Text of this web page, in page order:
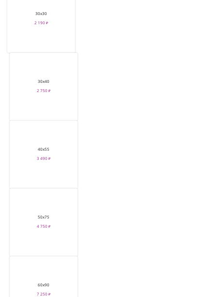
30х30
2 190 ₽
30х40
2 750 ₽
40х55
3 490 ₽
50х75
4 750 ₽
60х90
7 250 ₽